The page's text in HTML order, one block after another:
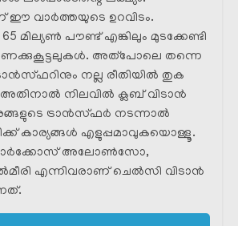
ഈ വാർത്തയുടെ ഉറവിടം.
മില്യൺ പൗണ്ട് എങ്കിലും മുടക്കേണ്ടി
അത്പോലെ തന്നെ
നല്ല രീതിയിൽ തുക
അതിനാൽ നിലവിൽ ക്ലബ് വിടാൻ
ട്രാൻസ്ഫർ നടന്നാൽ
കാര്യങ്ങൾ എളുപ്പമാവുകയൊള്ളൂ.
അലോൺസോ,
എന്നിവരാണ് ചെൽസി വിടാൻ